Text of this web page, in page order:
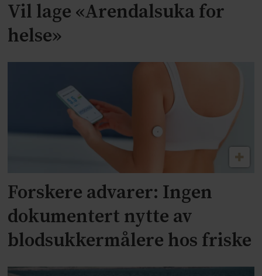
Vil lage «Arendalsuka for
helse»
Forskere advarer: Ingen
dokumentert nytte av
blodsukkermålere hos friske